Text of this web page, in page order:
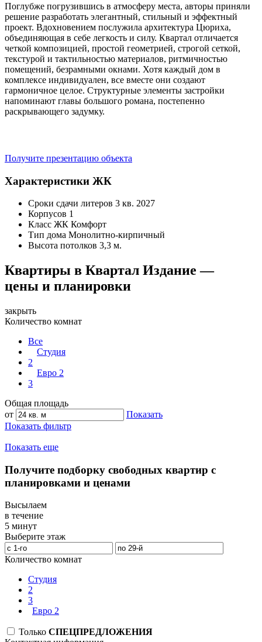
Поглубже погрузившись в атмосферу места, авторы приняли
решение разработать элегантный, стильный и эффектный
проект. Вдохновением послужила архитектура Цюриха,
объединяющая в себе легкость и силу. Квартал отличается
четкой композицией, простой геометрией, строгой сеткой,
текстурой и тактильностью материалов, ритмичностью
помещений, безрамными окнами. Хотя каждый дом в
комплексе индивидуален, все вместе они создают
гармоничное целое. Структурные элементы застройки
напоминают главы большого романа, постепенно
раскрывающего задумку.
Получите презентацию объекта
Характеристики ЖК
Сроки сдачи литеров 3 кв. 2027
Корпусов 1
Класс ЖК Комфорт
Тип дома Монолитно-кирпичный
Высота потолков 3,3 м.
Квартиры в Квартал Издание —
цены и планировки
закрыть
Количество комнат
Все
Студия
2
Евро 2
3
Общая площадь
от
Показать
Показать фильтр
Показать еще
Получите подборку свободных квартир с
планировками и ценами
Высылаем
в течение
5 минут
Выберите этаж
Количество комнат
Студия
2
3
Евро 2
Только СПЕЦПРЕДЛОЖЕНИЯ